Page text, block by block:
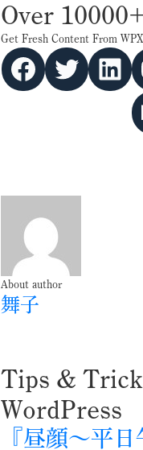
Over
Get Fresh Content From
Facebook Twitter hello vaa
About author
舞子
Tips &
WordPress
『昼顔～平